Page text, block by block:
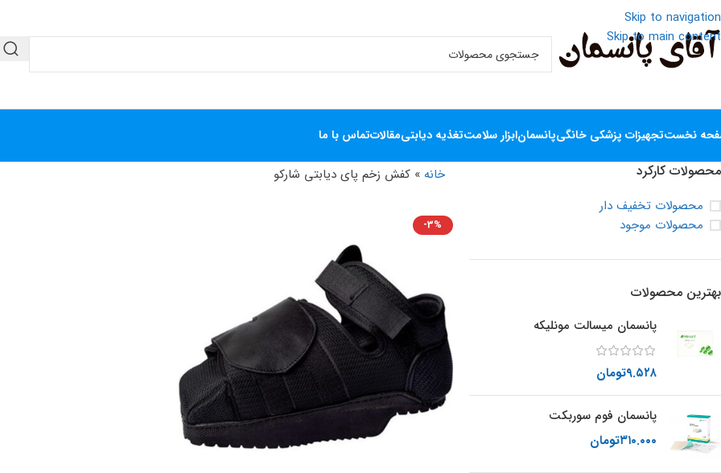
Skip to navigation
Skip to main content
نخستتجهیزات پزشکی خانگیپانسمانابزار سلامتتغذیه دیابتیمقالاتتماس با ما
محصولات کارکرد
محصولات تخفیف دار
محصولات موجود
بهترین محصولات
پانسمان میسالت مونلیکه
۹.۵۲۸تومان
پانسمان فوم سوربکت
۳۱۰.۰۰۰تومان
خانه »کفش زخم پای دیابتی شارکو
-3%